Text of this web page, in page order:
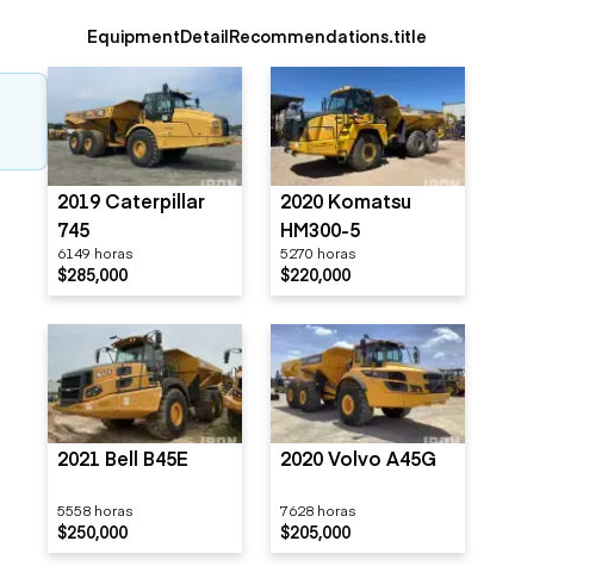
EquipmentDetailRecommendations.title
2019 Caterpillar
745
6149 horas
$285,000
2020 Komatsu
HM300-5
5270 horas
$220,000
2021 Bell B45E
5558 horas
$250,000
2020 Volvo A45G
7628 horas
$205,000